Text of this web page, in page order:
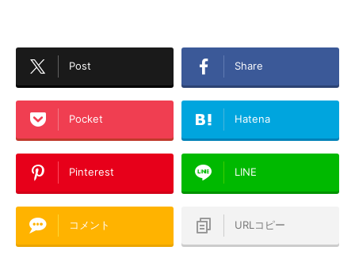
Post Share
Pocket Hatena
Pinterest LINE
コメント URLコピー